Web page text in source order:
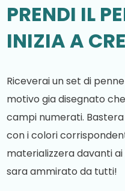
PRENDI IL
INIZIA A
Riceverai un set di
motivo gia disegnato
campi numerati.
con i colori
materializzera davanti
sara ammirato da tutti!